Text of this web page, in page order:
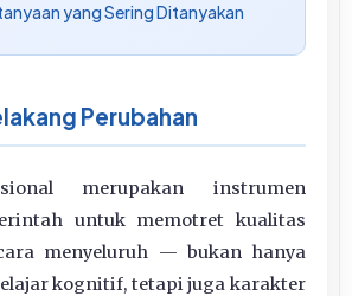
yang Sering Ditanyakan
Perubahan
merupakan instrumen
untuk memotret kualitas
menyeluruh — bukan hanya
kognitif, tetapi juga karakter